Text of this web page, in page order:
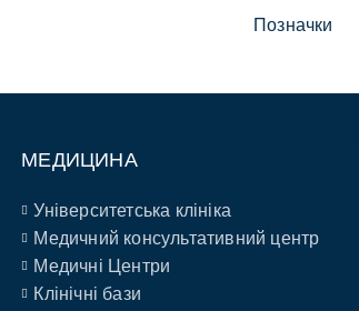
Позначки
МЕДИЦИНА
Університетська клініка
Медичний консультативний центр
Медичні Центри
Клінічні бази